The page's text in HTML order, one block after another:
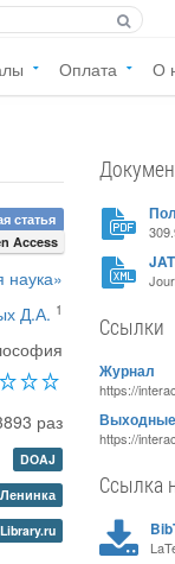
Оплата О
статья
Access
наука»
Д.А. 1
раз
DOAJ
Ссылки
Журнал
https://
Выходные
https://
Ссылка